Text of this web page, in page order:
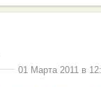
01 Марта 2011 в